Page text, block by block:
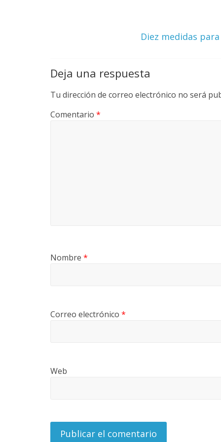
y
a
q
u
i
e
C
l
Diez medidas
Deja una respuesta
Tu dirección de correo electrónico no será
Comentario *
Nombre *
Correo electrónico *
Web